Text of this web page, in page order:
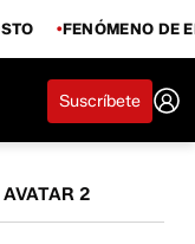
FENÓMENO DE
Suscríbete
2